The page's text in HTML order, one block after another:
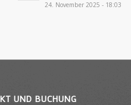
24. November 2025 - 18:03
UND BUCHUNG